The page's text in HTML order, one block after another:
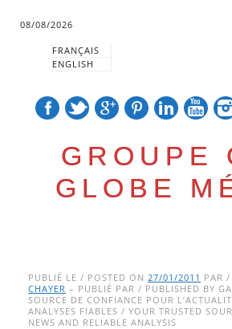
08/08/2026
FRANÇAIS
ENGLISH
GROUPE
GLOBE
Main menu
to
content
PUBLIÉ LE / POSTED ON27/01/2011 PAR /
CHAYER – PUBLIÉ PAR / PUBLISHED BY
SOURCE DE CONFIANCE POUR
ANALYSES FIABLES / YOUR TRUSTED
NEWS AND RELIABLE ANALYSIS